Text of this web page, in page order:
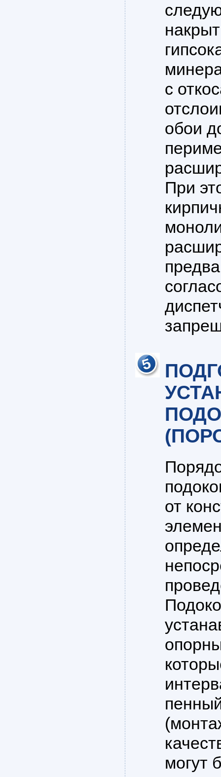
с
обои
При
от
могут